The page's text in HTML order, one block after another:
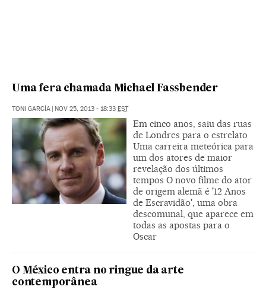
Uma fera chamada Michael Fassbender
TONI GARCÍA | NOV 25, 2013 - 18:33 EST
Em cinco anos, saiu das ruas
de Londres para o estrelato
Uma carreira meteórica para
um dos atores de maior
revelação dos últimos
tempos O novo filme do ator
de origem alemã é '12 Anos
de Escravidão', uma obra
descomunal, que aparece em
todas as apostas para o
Oscar
O México entra no ringue da arte
contemporânea